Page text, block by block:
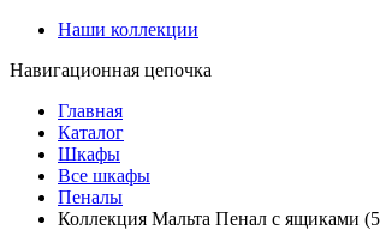
Наши коллекции
Навигационная цепочка
Главная
Каталог
Шкафы
Все шкафы
Пеналы
Коллекция Мальта Пенал с ящиками